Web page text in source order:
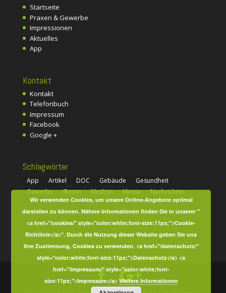
Startseite
Praxen & Gewerbe
Impressionen
Aktuelles
App
Kontakt
Kontakt
Telefonbuch
Impressum
Facebook
Google +
Schlagwörter
App Artikel DOC Gebäude
Gesundheit
Gewerbe
iRoom Medizin Messe Nachrichten
Wir verwenden Cookies, um unsere Online-Angebote optimal
darstellen zu können. Nähere Informationen finden Sie in unserer "
<a href="/cookies/" style="color:white;font-size:11px;">Cookie-
Richtlinie</a>". Durch die Nutzung dieser Website geben Sie uns
Ihre Zustimmung, Cookies zu verwenden. <a href="/datenschutz/"
style="color:white;font-size:11px;">Datenschutz</a> <a
href="/impressum/" style="color:white;font-
size:11px;">Impressum</a> Weitere Informationen